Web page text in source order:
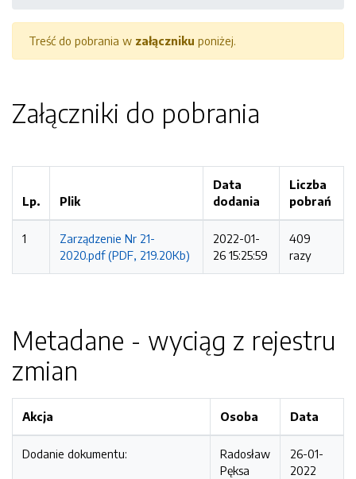
Treść do pobrania w załączniku poniżej.
Załączniki do pobrania
Lp. Plik
Data
dodania
Liczba
pobrań
1
Zarządzenie Nr 21-
2020.pdf (PDF, 219.20Kb)
2022-01-
26 15:25:59
409
razy
Metadane - wyciąg z rejestru
zmian
Akcja Osoba Data
Dodanie dokumentu:
Radosław
Pęksa
26-01-
2022